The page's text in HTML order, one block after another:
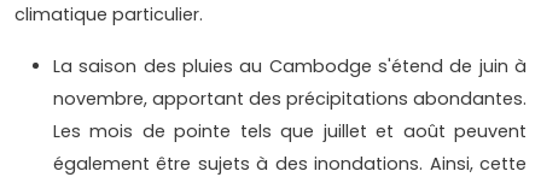
climatique particulier.
La saison des pluies au Cambodge s'étend de juin à
novembre, apportant des précipitations abondantes.
Les mois de pointe tels que juillet et août peuvent
également être sujets à des inondations. Ainsi, cette